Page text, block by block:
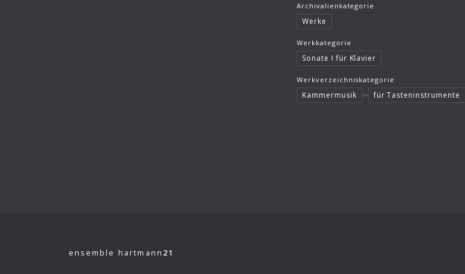
Archivalienkategorie
Werke
Werkkategorie
Sonate I für Klavier
Werkverzeichniskategorie
Kammermusik für Tasteninstrumente
ensemble hartmann 21